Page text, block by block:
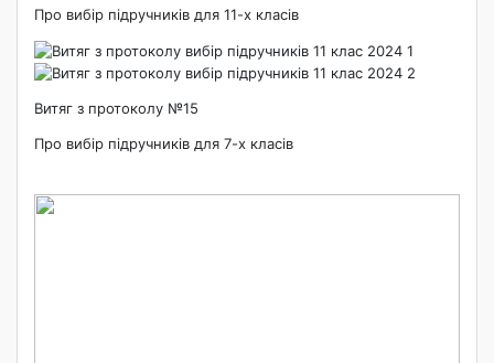
Про вибір підручників для 11-х класів
Витяг з протоколу №15
Про вибір підручників для 7-х класів